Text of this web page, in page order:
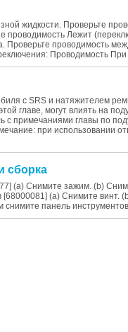
жидкости. Проверьте
Лежит
Проверьте проводимость
Проводимость При
с SRS и натяжителем
главе, могут влиять на
с примечаниями главы по
при использовании
сборка
(a) Снимите зажим. (b)
(a) Снимите винт.
панель